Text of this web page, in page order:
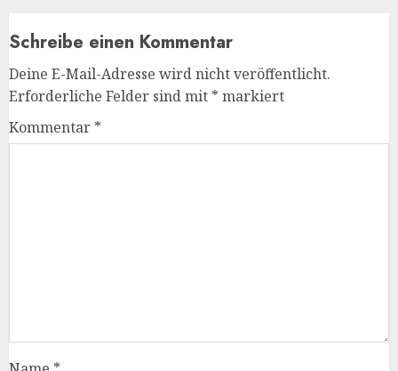
Schreibe einen Kommentar
Deine E-Mail-Adresse wird nicht veröffentlicht.
Erforderliche Felder sind mit * markiert
Kommentar *